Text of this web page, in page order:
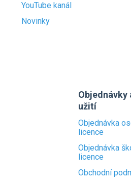
YouTube kanál
Novinky
Objednávky
užití
Objednávka
licence
Objednávka
licence
Obchodní